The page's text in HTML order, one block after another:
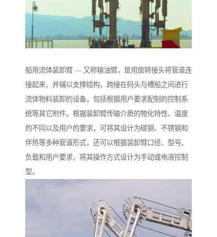
船用流体装卸臂 — 又称输油臂，是用旋转接头将管道连
接起来，并辅以支撑结构，跨接在码头与槽船之间进行
流体物料装卸的设备，包括根据用户要求配制的控制系
统等其它附件。根据装卸臂传输介质的物化特性、温度
的不同以及用户的要求，可将其设计为碳钢、不锈钢和
伴热等多种管道形式，还可以根据装卸臂口径、型号、
负载和用户要求，将其操作方式设计为手动或电液控制
型。